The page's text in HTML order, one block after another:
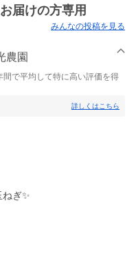
届けの方専用
みんなの投稿を見る
農園
で平均して特に高い評価を得
詳しくはこちら
ぎ✨